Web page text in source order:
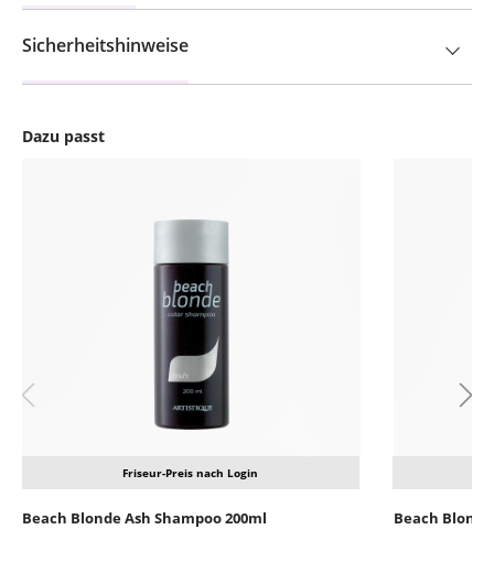
Dazu passt
Friseur-Preis nach Login
Beach Blonde Ash Shampoo 200ml Beach
Sicherheitshinweise